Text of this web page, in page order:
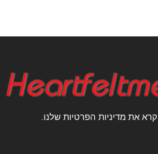
את מדיניות הפרטיות שלנו.